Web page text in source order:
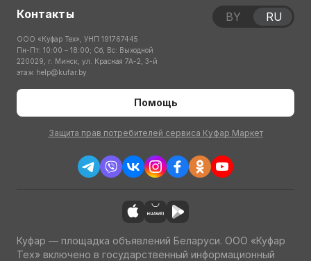
Контакты
ООО «Куфар Тех», УНП 191767445
Пн-Пт: 10:00 – 18:00; Сб, Вс: Выходной
220029, г. Минск, ул. Красная 7А-2, 3-й
этаж help@kufar.by
Помощь
Защита прав потребителей сервиса Куфар Маркет
BY RU
Куфар — площадка объявлений Беларуси. ООО «Куфар
Тех» включено в государственный информационный